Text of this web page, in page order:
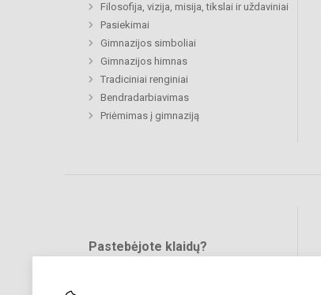
Filosofija, vizija, misija, tikslai ir uždaviniai
Pasiekimai
Gimnazijos simboliai
Gimnazijos himnas
Tradiciniai renginiai
Bendradarbiavimas
Priėmimas į gimnaziją
Pastebėjote klaidų?